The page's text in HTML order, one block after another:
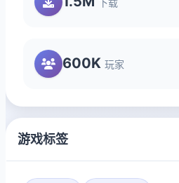
下载
600K 玩家
游戏标签